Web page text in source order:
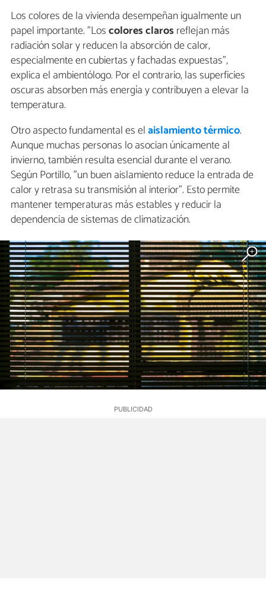
Los colores de la vivienda desempeñan igualmente un
papel importante. "Loscolores claros reflejan más
radiación solar y reducen la absorción de calor,
especialmente en cubiertas y fachadas expuestas",
explica el ambientólogo. Por el contrario, las superficies
oscuras absorben más energía y contribuyen a elevar la
temperatura.
Otro aspecto fundamental es elaislamiento térmico.
Aunque muchas personas lo asocian únicamente al
invierno, también resulta esencial durante el verano.
Según Portillo, "un buen aislamiento reduce la entrada de
calor y retrasa su transmisión al interior". Esto permite
mantener temperaturas más estables y reducir la
dependencia de sistemas de climatización.